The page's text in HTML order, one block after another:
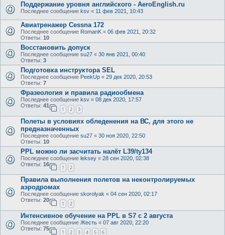
Поддержание уровня английского - AeroEnglish.ru
Последнее сообщение ksv « 11 фев 2021, 10:43
Авиатренажер Cessna 172
Последнее сообщение RomanK « 06 фев 2021, 20:32
Ответы: 10
Восстановить допуск
Последнее сообщение su27 « 30 янв 2021, 00:40
Ответы: 3
Подготовка инструктора SEL
Последнее сообщение PeekUp « 29 дек 2020, 20:53
Ответы: 7
Фразеология и правила радиообмена
Последнее сообщение ksv « 08 дек 2020, 17:57
Ответы: 41
1 2 3
Полеты в условиях обледенения на ВС, для этого не
предназначенных
Последнее сообщение su27 « 30 ноя 2020, 22:50
Ответы: 10
PPL можно ли засчитать налёт L39/ty134
Последнее сообщение leksey « 28 сен 2020, 02:38
Ответы: 16
1 2
Правила выполнения полетов на неконтролируемых
аэродромах
Последнее сообщение skorolyak « 04 сен 2020, 02:17
Ответы: 20
1 2
Интенсивное обучение на PPL в S7 с 2 августа
Последнее сообщение Жесть « 07 авг 2020, 22:20
Ответы: 75
1 2 3 4 5 6